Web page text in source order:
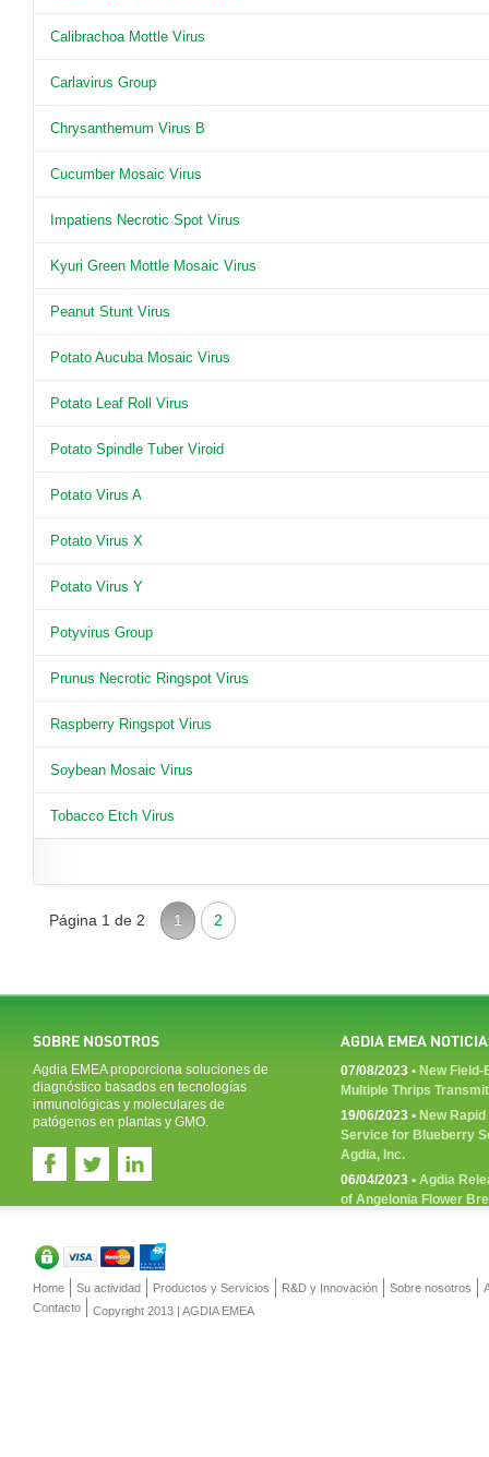
Calibrachoa Mottle Virus
Carlavirus Group
Chrysanthemum Virus B
Cucumber Mosaic Virus
Impatiens Necrotic Spot Virus
Kyuri Green Mottle Mosaic Virus
Peanut Stunt Virus
Potato Aucuba Mosaic Virus
Potato Leaf Roll Virus
Potato Spindle Tuber Viroid
Potato Virus A
Potato Virus X
Potato Virus Y
Potyvirus Group
Prunus Necrotic Ringspot Virus
Raspberry Ringspot Virus
Soybean Mosaic Virus
Tobacco Etch Virus
Página 1 de 2 1 2
SOBRE NOSOTROS
Agdia EMEA proporciona soluciones de
diagnóstico basados en tecnologías
inmunológicas y moleculares de
patógenos en plantas y GMO.
AGDIA EMEA
07/08/2023 • New
Multiple Thrips
19/06/2023 • New
Service for Blueberry
Agdia, Inc.
06/04/2023 • Agdia
of Angelonia Flower
Home Su actividad Productos y Servicios R&D y Innovación Sobre nosotros
Contacto
Copyright 2013 | AGDIA EMEA